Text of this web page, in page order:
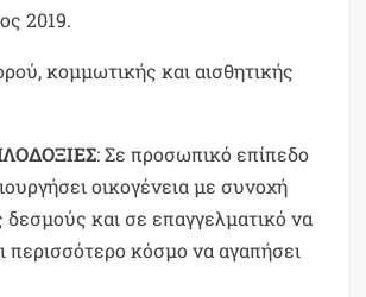
2019.
κομμωτικής και αισθητικής
: Σε προσωπικό επίπεδο
οικογένεια με συνοχή
δεσμούς και σε επαγγελματικό να
περισσότερο κόσμο να αγαπήσει